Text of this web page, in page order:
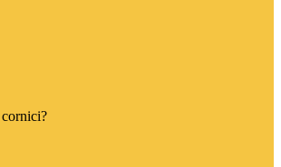
cornici?